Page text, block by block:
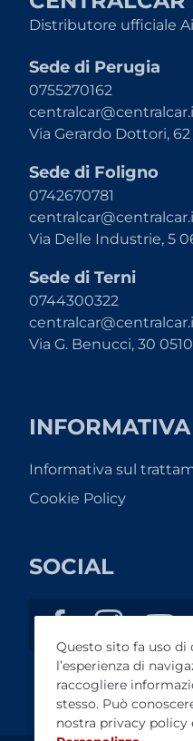
Distributore ufficiale
Sede di Perugia
0755270162
Via Gerardo Dottori, 62
Sede di Foligno
0742670781
Via Delle Industrie, 5
Sede di Terni
0744300322
Via G. Benucci, 30
INFORMATIVA
Informativa sul
Cookie Policy
SOCIAL
Questo sito fa uso
l’esperienza di
raccogliere
stesso. Può
nostra privacy policy